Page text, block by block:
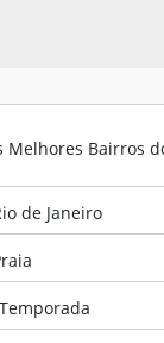
Melhores Bairros
de Janeiro